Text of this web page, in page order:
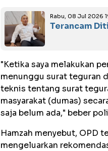
Rabu, 08 Jul 2026
Terancam
"Ketika saya melakukan
menunggu surat teguran
teknis tentang surat
masyarakat (dumas)
saja belum ada," beber
Hamzah menyebut, OPD
mengeluarkan